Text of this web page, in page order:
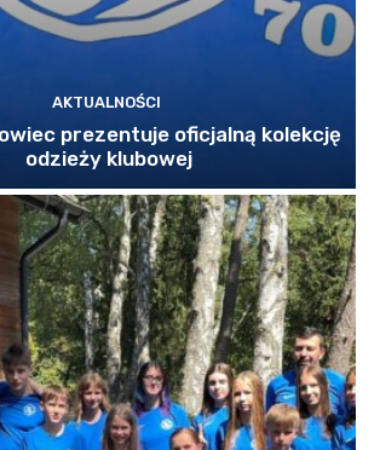
AKTUALNOŚCI
prezentuje oficjalną kolekcję
odzieży klubowej